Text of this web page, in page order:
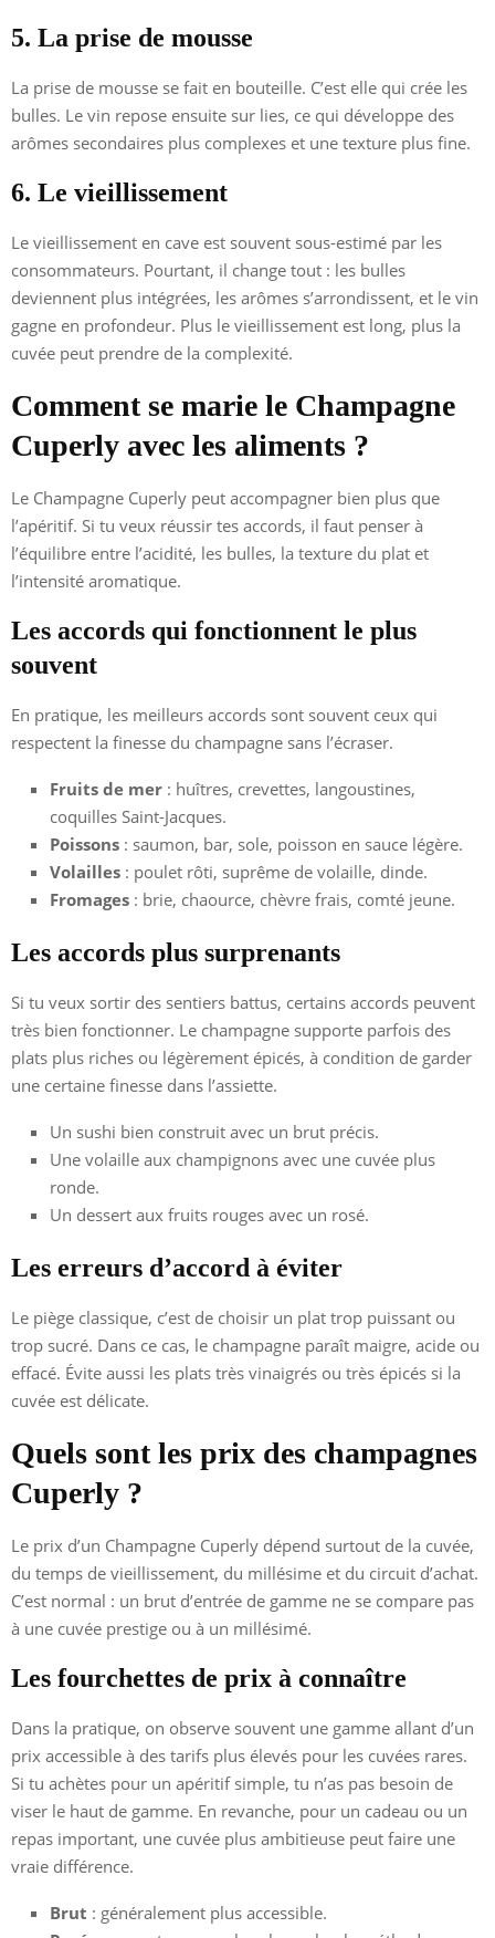
5. La prise de mousse
La prise de mousse se fait en bouteille. C’est elle qui crée les
bulles. Le vin repose ensuite sur lies, ce qui développe des
arômes secondaires plus complexes et une texture plus fine.
6. Le vieillissement
Le vieillissement en cave est souvent sous-estimé par les
consommateurs. Pourtant, il change tout : les bulles
deviennent plus intégrées, les arômes s’arrondissent, et le vin
gagne en profondeur. Plus le vieillissement est long, plus la
cuvée peut prendre de la complexité.
Comment se marie le Champagne
Cuperly avec les aliments ?
Le Champagne Cuperly peut accompagner bien plus que
l’apéritif. Si tu veux réussir tes accords, il faut penser à
l’équilibre entre l’acidité, les bulles, la texture du plat et
l’intensité aromatique.
Les accords qui fonctionnent le plus
souvent
En pratique, les meilleurs accords sont souvent ceux qui
respectent la finesse du champagne sans l’écraser.
Fruits de mer : huîtres, crevettes, langoustines,
coquilles Saint-Jacques.
Poissons : saumon, bar, sole, poisson en sauce légère.
Volailles : poulet rôti, suprême de volaille, dinde.
Fromages : brie, chaource, chèvre frais, comté jeune.
Les accords plus surprenants
Si tu veux sortir des sentiers battus, certains accords peuvent
très bien fonctionner. Le champagne supporte parfois des
plats plus riches ou légèrement épicés, à condition de garder
une certaine finesse dans l’assiette.
Un sushi bien construit avec un brut précis.
Une volaille aux champignons avec une cuvée plus
ronde.
Un dessert aux fruits rouges avec un rosé.
Les erreurs d’accord à éviter
Le piège classique, c’est de choisir un plat trop puissant ou
trop sucré. Dans ce cas, le champagne paraît maigre, acide ou
effacé. Évite aussi les plats très vinaigrés ou très épicés si la
cuvée est délicate.
Quels sont les prix des champagnes
Cuperly ?
Le prix d’un Champagne Cuperly dépend surtout de la cuvée,
du temps de vieillissement, du millésime et du circuit d’achat.
C’est normal : un brut d’entrée de gamme ne se compare pas
à une cuvée prestige ou à un millésimé.
Les fourchettes de prix à connaître
Dans la pratique, on observe souvent une gamme allant d’un
prix accessible à des tarifs plus élevés pour les cuvées rares.
Si tu achètes pour un apéritif simple, tu n’as pas besoin de
viser le haut de gamme. En revanche, pour un cadeau ou un
repas important, une cuvée plus ambitieuse peut faire une
vraie différence.
Brut : généralement plus accessible.